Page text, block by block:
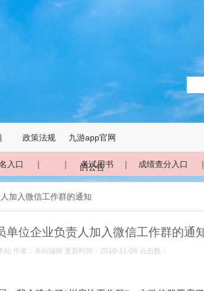
政策法规 九游app官网
的公告
入口 ｜ ｜ 考试用书 ｜ 成绩查分入口
加入微信工作群的通知
单位企业负责人加入微信工作群的通
站 作者：本站编辑 更新时间：2018-11-06 点击数：